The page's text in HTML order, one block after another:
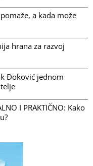
pomaže, a kada može
hrana za razvoj
Đoković jednom
I PRAKTIČNO: Kako